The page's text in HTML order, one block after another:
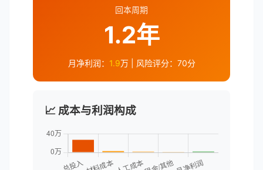
回本周期
1.2年
月净利润： 1.9万 | 风险评分： 70分
📈 成本与利润构成